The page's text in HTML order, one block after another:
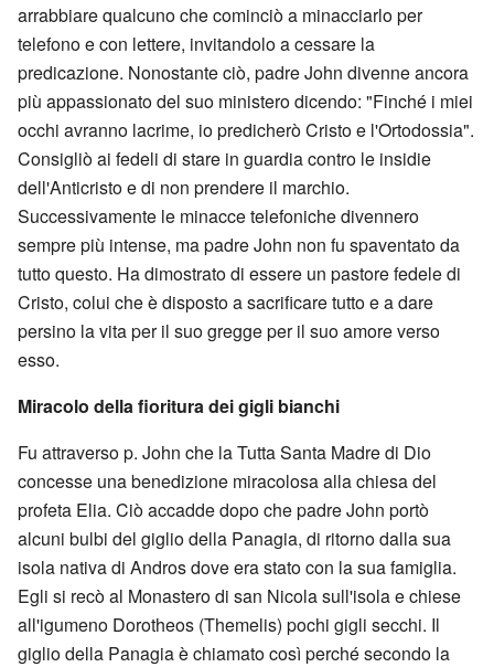
arrabbiare qualcuno che cominciò a minacciarlo per
telefono e con lettere, invitandolo a cessare la
predicazione. Nonostante ciò, padre John divenne ancora
più appassionato del suo ministero dicendo: "Finché i miei
occhi avranno lacrime, io predicherò Cristo e l'Ortodossia".
Consigliò ai fedeli di stare in guardia contro le insidie
dell'Anticristo e di non prendere il marchio.
Successivamente le minacce telefoniche divennero
sempre più intense, ma padre John non fu spaventato da
tutto questo. Ha dimostrato di essere un pastore fedele di
Cristo, colui che è disposto a sacrificare tutto e a dare
persino la vita per il suo gregge per il suo amore verso
esso.
Miracolo della fioritura dei gigli bianchi
Fu attraverso p. John che la Tutta Santa Madre di Dio
concesse una benedizione miracolosa alla chiesa del
profeta Elia. Ciò accadde dopo che padre John portò
alcuni bulbi del giglio della Panagia, di ritorno dalla sua
isola nativa di Andros dove era stato con la sua famiglia.
Egli si recò al Monastero di san Nicola sull'isola e chiese
all'igumeno Dorotheos (Themelis) pochi gigli secchi. Il
giglio della Panagia è chiamato così perché secondo la